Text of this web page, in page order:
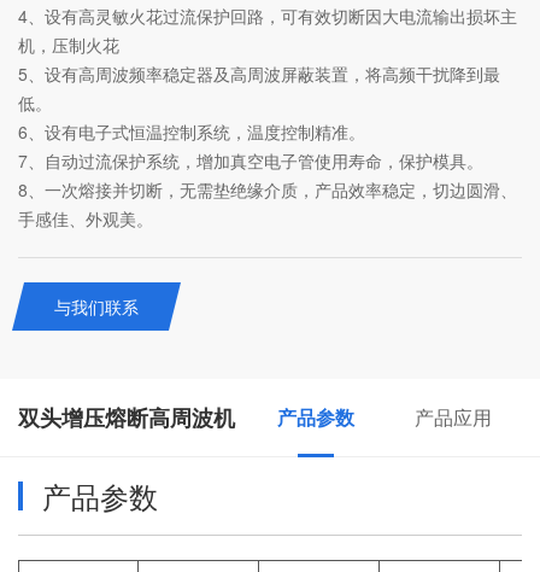
4、设有高灵敏火花过流保护回路，可有效切断因大电流输出损坏主
机，压制火花
5、设有高周波频率稳定器及高周波屏蔽装置，将高频干扰降到最
低。
6、设有电子式恒温控制系统，温度控制精准。
7、自动过流保护系统，增加真空电子管使用寿命，保护模具。
8、一次熔接并切断，无需垫绝缘介质，产品效率稳定，切边圆滑、
手感佳、外观美。
与我们联系
双头增压熔断高周波机 产品参数 产品应用
产品参数